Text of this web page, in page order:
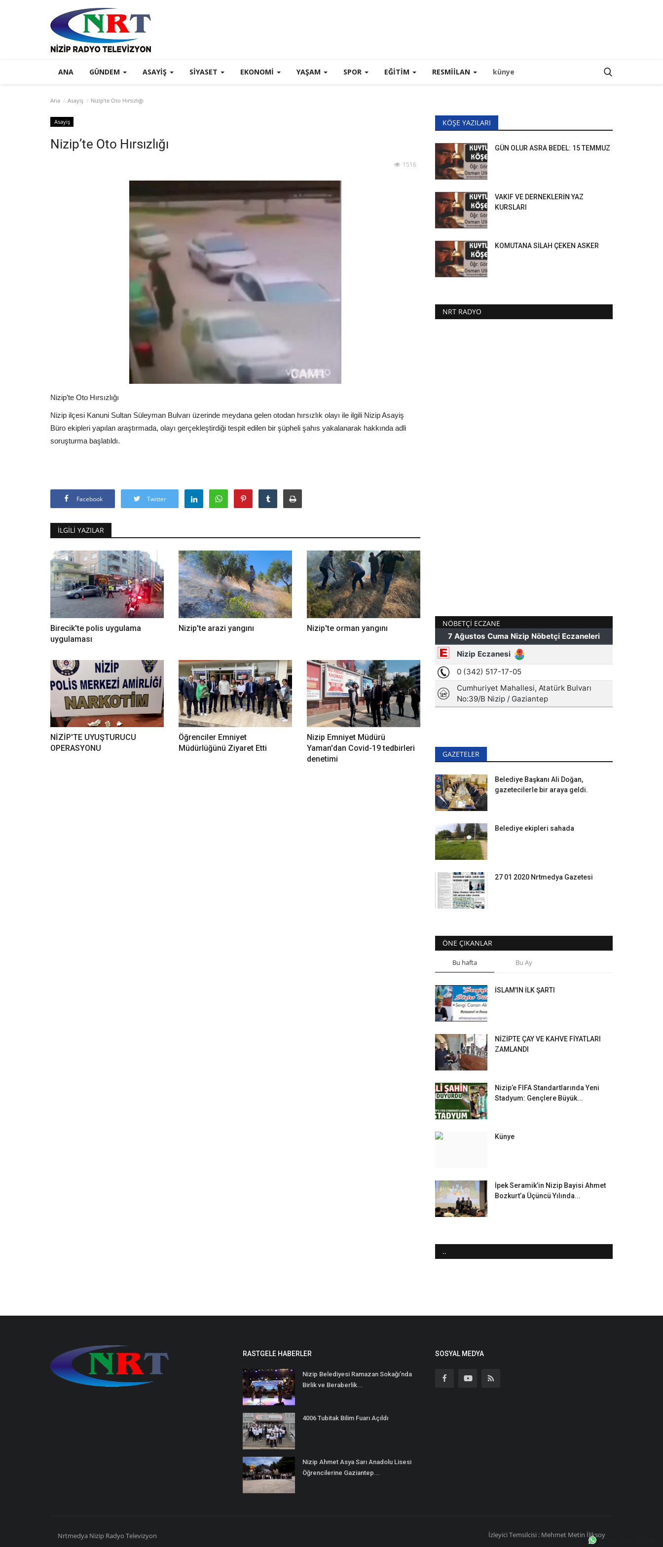
ANA GÜNDEM ASAYIŞ SIYASET EKONOMI YAŞAM SPOR EĞİTİM RESMIILAN künye
Ana Asayiş Nizip’te Oto Hırsızlığı
Asayiş
Nizip’te Oto Hırsızlığı
1516
Nizip’te Oto Hırsızlığı
Nizip ilçesi Kanuni Sultan Süleyman Bulvarı üzerinde meydana gelen otodan hırsızlık olayı ile ilgili Nizip Asayiş
Büro ekipleri yapılan araştırmada, olayı gerçekleştirdiği tespit edilen bir şüpheli şahıs yakalanarak hakkında adli
soruşturma başlatıldı.
Facebook Twitter
İLGILI YAZILAR
Birecik'te polis uygulama
uygulaması
Nizip'te arazi yangını Nizip'te orman yangını
NİZİP'TE UYUŞTURUCU
OPERASYONU
Öğrenciler Emniyet
Müdürlüğünü Ziyaret Etti
Nizip Emniyet Müdürü
Yaman'dan Covid-19 tedbirleri
denetimi
KÖŞE YAZILARI
GÜN OLUR ASRA BEDEL: 15 TEMMUZ
VAKIF VE DERNEKLERİN YAZ
KURSLARI
KOMUTANA SİLAH ÇEKEN ASKER
NRT RADYO
NÖBETÇI ECZANE
GAZETELER
Belediye Başkanı Ali Doğan,
gazetecilerle bir araya geldi.
Belediye ekipleri sahada
27 01 2020 Nrtmedya Gazetesi
ÖNE ÇIKANLAR
Bu hafta Bu Ay
İSLAM'IN İLK ŞARTI
NİZİPTE ÇAY VE KAHVE FİYATLARI
ZAMLANDI
Nizip’e FIFA Standartlarında Yeni
Stadyum: Gençlere Büyük...
Künye
İpek Seramik’in Nizip Bayisi Ahmet
Bozkurt’a Üçüncü Yılında...
..
Whatsapp iletişim
RASTGELE HABERLER
Nizip Belediyesi Ramazan Sokağı’nda
Birlik ve Beraberlik...
4006 Tubitak Bilim Fuarı Açıldı
Nizip Ahmet Asya Sarı Anadolu Lisesi
Öğrencilerine Gaziantep...
SOSYAL MEDYA
Nrtmedya Nizip Radyo Televizyon İzleyici Temsilcisi : Mehmet Metin İliksoy